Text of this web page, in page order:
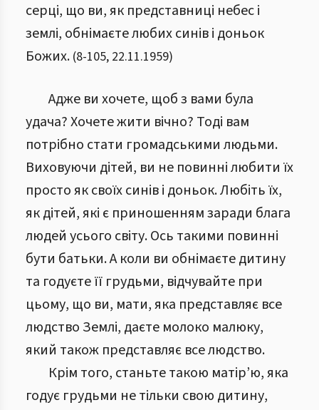
серці, що ви, як представниці небес і
землі, обнімаєте любих синів і доньок
Божих. (8-105, 22.11.1959)
Адже ви хочете, щоб з вами була
удача? Хочете жити вічно? Тоді вам
потрібно стати громадськими людьми.
Виховуючи дітей, ви не повинні любити їх
просто як своїх синів і доньок. Любіть їх,
як дітей, які є приношенням заради блага
людей усього світу. Ось такими повинні
бути батьки. А коли ви обнімаєте дитину
та годуєте її грудьми, відчувайте при
цьому, що ви, мати, яка представляє все
людство Землі, даєте молоко малюку,
який також представляє все людство.
Крім того, станьте такою матір’ю, яка
годує грудьми не тільки свою дитину,